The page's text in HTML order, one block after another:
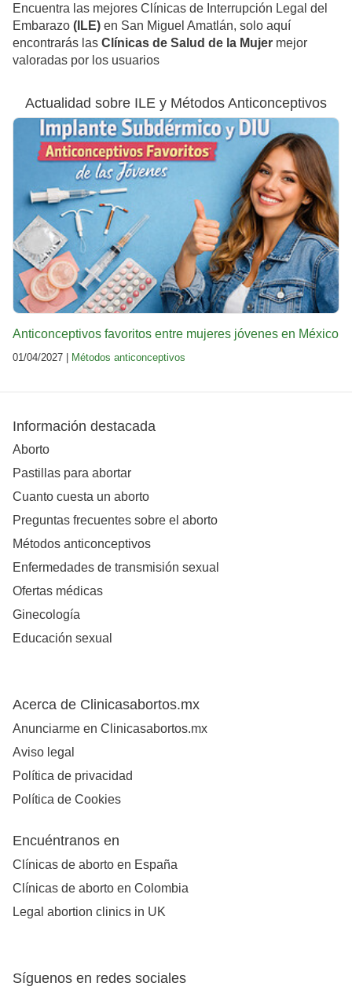
Encuentra las mejores Clínicas de Interrupción Legal del
Embarazo (ILE) en San Miguel Amatlán, solo aquí
encontrarás las Clínicas de Salud de la Mujer mejor
valoradas por los usuarios
Actualidad sobre ILE y Métodos Anticonceptivos
Anticonceptivos favoritos entre mujeres jóvenes en México
01/04/2027 | Métodos anticonceptivos
Información destacada
Aborto
Pastillas para abortar
Cuanto cuesta un aborto
Preguntas frecuentes sobre el aborto
Métodos anticonceptivos
Enfermedades de transmisión sexual
Ofertas médicas
Ginecología
Educación sexual
Acerca de Clinicasabortos.mx
Anunciarme en Clinicasabortos.mx
Aviso legal
Política de privacidad
Política de Cookies
Encuéntranos en
Clínicas de aborto en España
Clínicas de aborto en Colombia
Legal abortion clinics in UK
Síguenos en redes sociales